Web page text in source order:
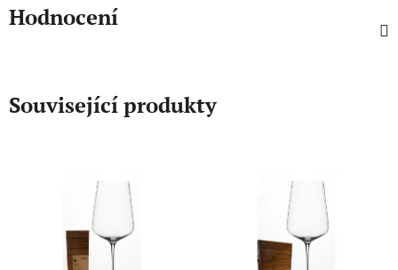
Hodnocení
Související produkty